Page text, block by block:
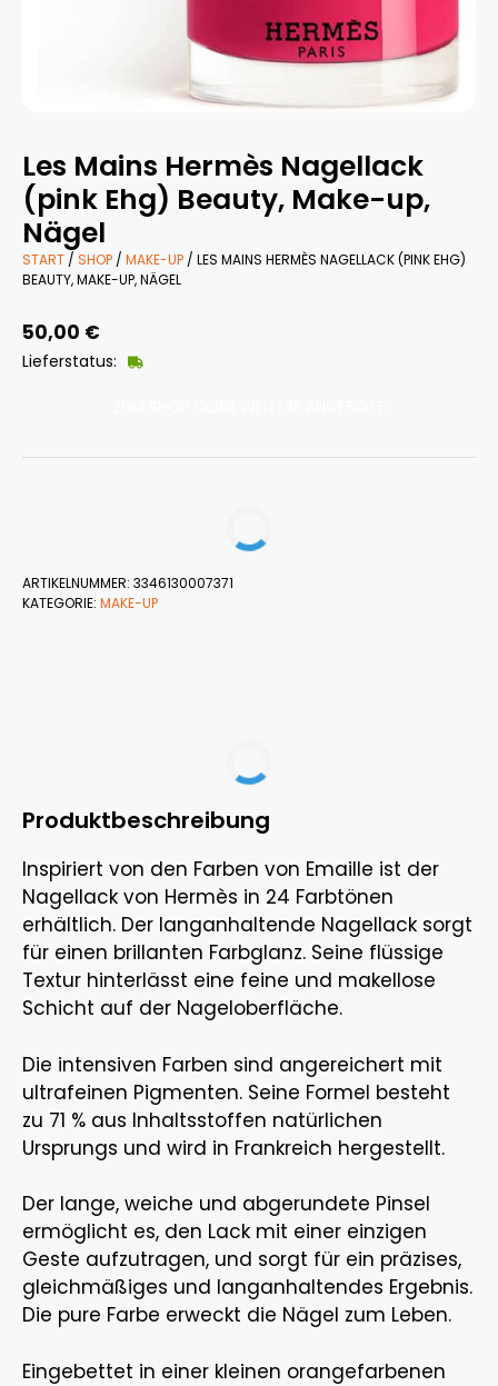
Les Mains Hermès Nagellack
(pink Ehg) Beauty, Make-up,
Nägel
START / SHOP / MAKE-UP / LES MAINS HERMÈS NAGELLACK (PINK EHG)
BEAUTY, MAKE-UP, NÄGEL
50,00 €
Lieferstatus:
ARTIKELNUMMER: 3346130007371
KATEGORIE: MAKE-UP
Produktbeschreibung
Inspiriert von den Farben von Emaille ist der
Nagellack von Hermès in 24 Farbtönen
erhältlich. Der langanhaltende Nagellack sorgt
für einen brillanten Farbglanz. Seine flüssige
Textur hinterlässt eine feine und makellose
Schicht auf der Nageloberfläche.
Die intensiven Farben sind angereichert mit
ultrafeinen Pigmenten. Seine Formel besteht
zu 71 % aus Inhaltsstoffen natürlichen
Ursprungs und wird in Frankreich hergestellt.
Der lange, weiche und abgerundete Pinsel
ermöglicht es, den Lack mit einer einzigen
Geste aufzutragen, und sorgt für ein präzises,
gleichmäßiges und langanhaltendes Ergebnis.
Die pure Farbe erweckt die Nägel zum Leben.
Eingebettet in einer kleinen orangefarbenen